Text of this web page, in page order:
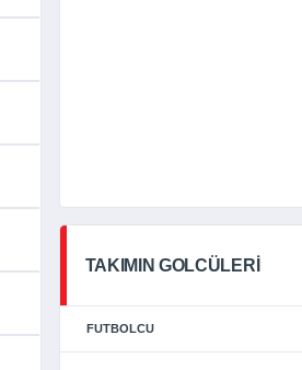
TAKIMIN GOLCÜLERI
FUTBOLCU